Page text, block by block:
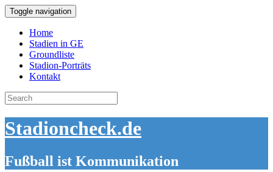
Toggle navigation
Home
Stadien in GE
Groundliste
Stadion-Porträts
Kontakt
Search
for:
Stadioncheck.de
Fußball ist Kommunikation